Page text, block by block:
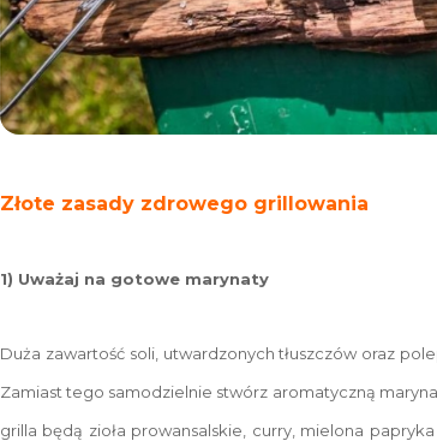
Złote zasady zdrowego grillowania
1) Uważaj na gotowe marynaty
Duża zawartość soli, utwardzonych tłuszczów oraz
Zamiast tego samodzielnie stwórz aromatyczną
grilla będą zioła prowansalskie, curry, mielona